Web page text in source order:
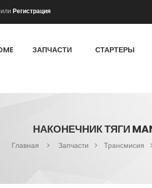
или Регистрация
ЗАПЧАСТИ СТАРТЕРЫ
НАКОНЕЧНИК ТЯГИ
Главная Запчасти Трансмисия